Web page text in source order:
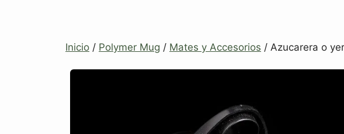
Inicio / Polymer Mug / Mates y Accesorios / Azucarera o